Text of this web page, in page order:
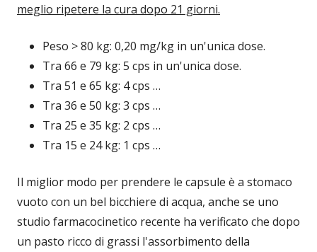
meglio ripetere la cura dopo 21 giorni.
Peso > 80 kg: 0,20 mg/kg in un'unica dose.
Tra 66 e 79 kg: 5 cps in un'unica dose.
Tra 51 e 65 kg: 4 cps …
Tra 36 e 50 kg: 3 cps …
Tra 25 e 35 kg: 2 cps …
Tra 15 e 24 kg: 1 cps …
Il miglior modo per prendere le capsule è a stomaco
vuoto con un bel bicchiere di acqua, anche se uno
studio farmacocinetico recente ha verificato che dopo
un pasto ricco di grassi l'assorbimento della